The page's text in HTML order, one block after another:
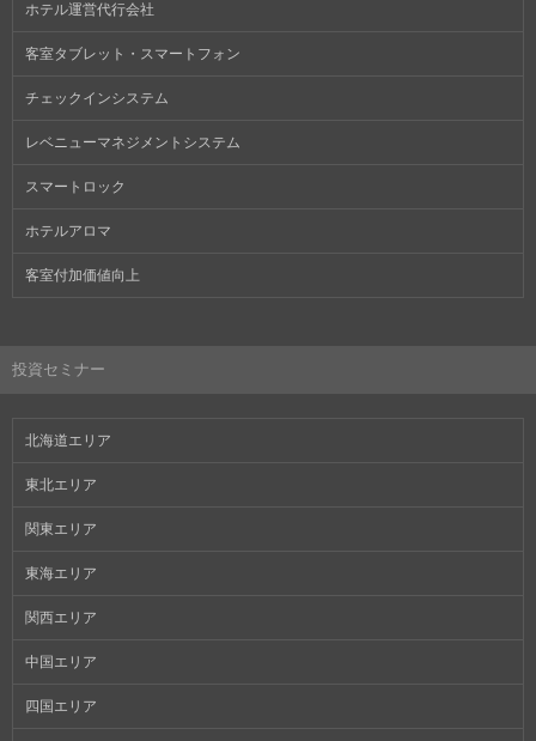
ホテル運営代行会社
客室タブレット・スマートフォン
チェックインシステム
レベニューマネジメントシステム
スマートロック
ホテルアロマ
客室付加価値向上
投資セミナー
北海道エリア
東北エリア
関東エリア
東海エリア
関西エリア
中国エリア
四国エリア